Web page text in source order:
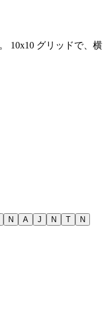
10x10 グリッドで、横
N A J N T
N